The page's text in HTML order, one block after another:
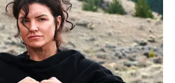
Guzmán, Dorlan Pabón, Nelson
y Cristian Castroson las seis
para el segundo semestre y
en la Liga Betplay. Solo
contra Millonarios en Estados